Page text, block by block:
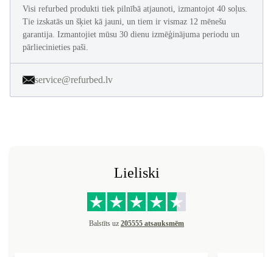
Visi refurbed produkti tiek pilnībā atjaunoti, izmantojot 40 soļus.
Tie izskatās un šķiet kā jauni, un tiem ir vismaz 12 mēnešu
garantija. Izmantojiet mūsu 30 dienu izmēģinājuma periodu un
pārliecinieties paši.
service@refurbed.lv
Lieliski
Balstīts uz 205555 atsauksmēm